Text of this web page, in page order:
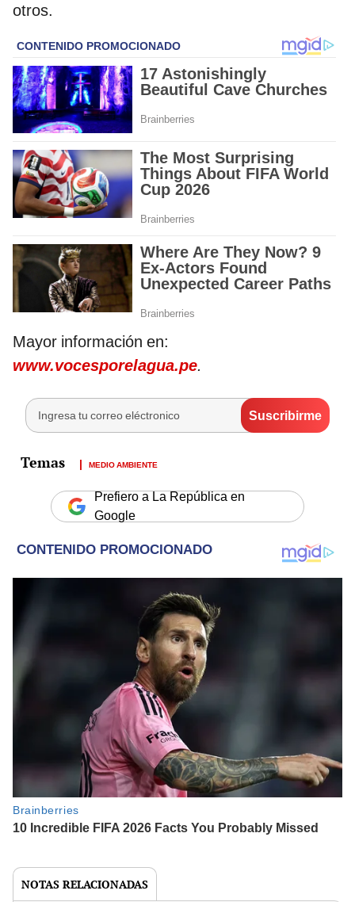
otros.
Mayor información en:
www.vocesporelagua.pe.
MEDIO AMBIENTE
Prefiero a La República en
Google
NOTAS RELACIONADAS